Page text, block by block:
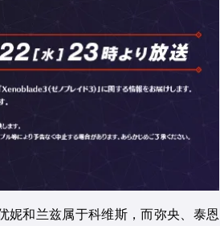
妮和兰兹属于科维斯，而弥央、泰恩